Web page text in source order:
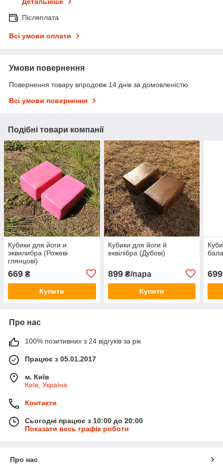
Детальніше
Післяплата
Всі умови оплати
Умови повернення
Повернення товару впродовж 14 днів за домовленістю
Всі умови повернення
Подібні товари компанії
Кубики для йоги и
эквилибра (Рожеві
глянцові)
669 ₴
Купити
Кубики для йоги й
еквілібра (Дубові)
899₴/пара
Купити
699
Про нас
100% позитивних з 24 відгуків за рік
Працює з 05.01.2017
м. Київ
Київ, Україна
Контакти
Сьогодні працює з 10:00 до 20:00
Показати весь графік роботи
Про нас